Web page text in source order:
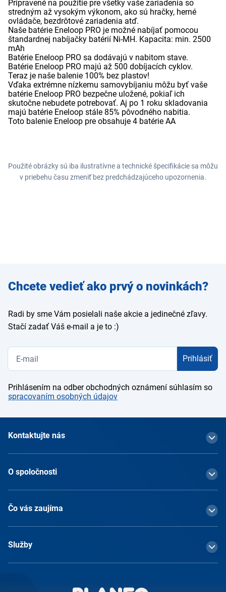
Pripravené na použitie pre všetky vaše zariadenia so
stredným až vysokým výkonom, ako sú hračky, herné
ovládače, bezdrôtové zariadenia atď.
Naše batérie Eneloop PRO je možné nabíjať pomocou
štandardnej nabíjačky batérií Ni-MH. Kapacita: min. 2500
mAh
Batérie Eneloop PRO sa dodávajú v nabitom stave.
Batérie Eneloop PRO majú až 500 dobíjacích cyklov.
Teraz je naše balenie 100% bez plastov!
Vďaka extrémne nízkemu samovybíjaniu môžu byť vaše
batérie Eneloop PRO bezpečne uložené, pokiaľ ich
skutočne nebudete potrebovať. Aj po 1 roku skladovania
majú batérie Eneloop stále 85% pôvodného nabitia.
Toto balenie Eneloop pre obsahuje 4 batérie AA
Použité obrázky sú iba ilustratívne a technické špecifikácie sa môžu
v priebehu času zmeniť bez predchádzajúceho upozornenia.
Zadajte
e-mail
Chcete vedieť ako prvý o novinkách?
Radi by sme Vám posielali naše akcie a jedinečné zľavy.
Stačí zadať Váš e-mail a je to :)
Prihlásiť
Prihlásením na odber obchodných oznámení súhlasím so
spracovaním osobných údajov
Kontaktujte nás
O spoločnosti
Čo vás zaujíma
Služby